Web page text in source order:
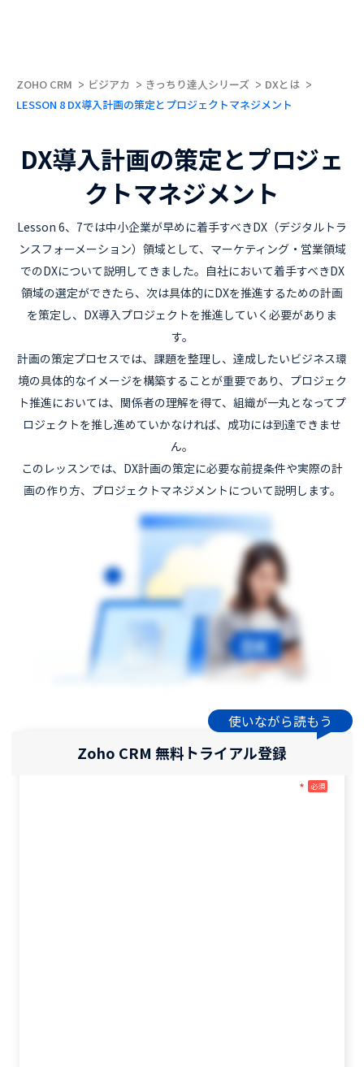
ZOHO CRM ビジアカ きっちり達人シリーズ
DXとは
LESSON 8 DX導入計画の策定とプロジェクトマネジメント
DX導入計画の策定とプロジェ
クトマネジメント
Lesson 6、7では中小企業が早めに着手すべきDX（デジタルトラ
ンスフォーメーション）領域として、マーケティング・営業領域
でのDXについて説明してきました。自社において着手すべきDX
領域の選定ができたら、次は具体的にDXを推進するための計画
を策定し、DX導入プロジェクトを推進していく必要がありま
す。
計画の策定プロセスでは、課題を整理し、達成したいビジネス環
境の具体的なイメージを構築することが重要であり、プロジェク
ト推進においては、関係者の理解を得て、組織が一丸となってプ
ロジェクトを推し進めていかなければ、成功には到達できませ
ん。
このレッスンでは、DX計画の策定に必要な前提条件や実際の計
画の作り方、プロジェクトマネジメントについて説明します。
Zoho CRM 無料トライアル登録
使いながら読もう
* 必須